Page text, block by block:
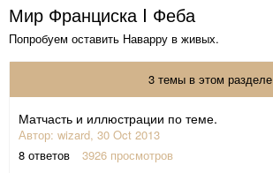
Мир Франциска I Феба
Попробуем оставить Наварру в живых.
3 темы в этом разделе
Матчасть и иллюстрации по теме.
Автор: wizard, 30 Oct 2013
8 ответов 3926 просмотров